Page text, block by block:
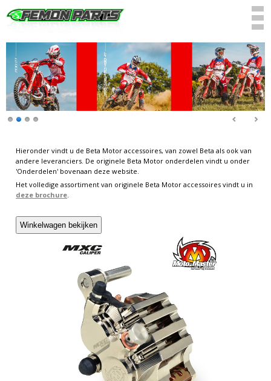
Hieronder vindt u de Beta Motor accessoires, van zowel Beta als ook van
andere leveranciers. De originele Beta Motor onderdelen vindt u onder
'Onderdelen' bovenaan deze website.
Het volledige assortiment van originele Beta Motor accessoires vindt u in
deze brochure.